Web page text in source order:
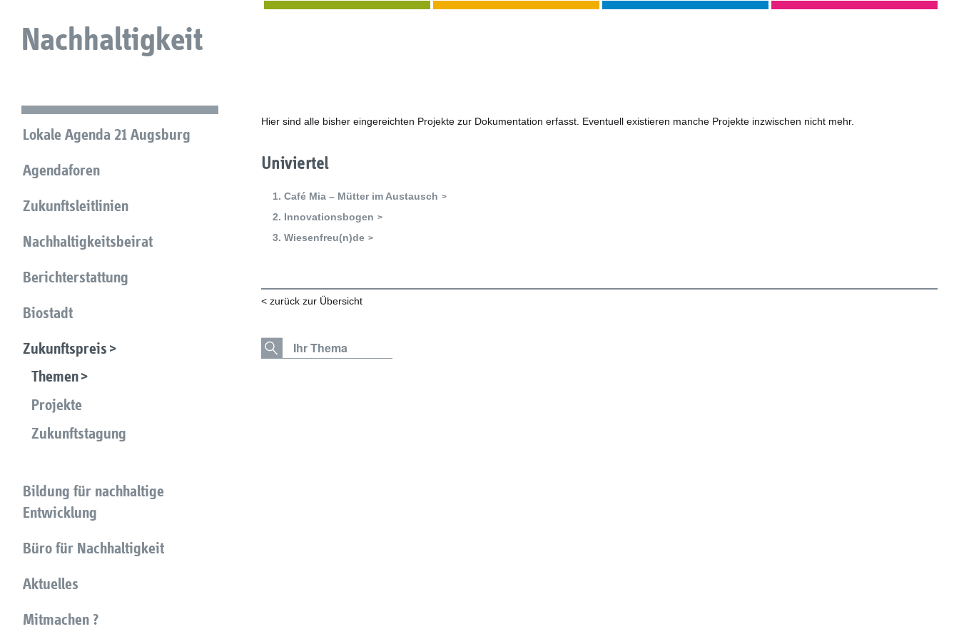
Nachhaltigkeit
Lokale Agenda 21 Augsburg
Agendaforen
Zukunftsleitlinien
Nachhaltigkeitsbeirat
Berichterstattung
Biostadt
Zukunftspreis
Themen
Projekte
Zukunftstagung
Bildung für nachhaltige
Entwicklung
Büro für Nachhaltigkeit
Aktuelles
Mitmachen ?
Hier sind alle bisher eingereichten Projekte zur Dokumentation erfasst. Eventuell existieren manche Projekte inzwischen nicht mehr.
Univiertel
Café Mia – Mütter im Austausch
Innovationsbogen
Wiesenfreu(n)de
< zurück zur Übersicht